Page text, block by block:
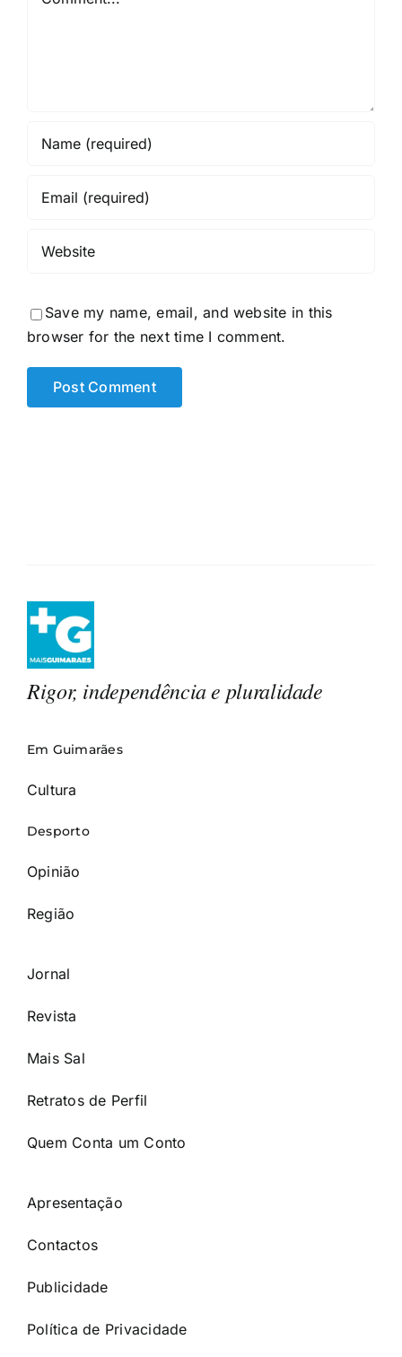
Save my name, email, and website in this
browser for the next time I comment.
Rigor, independência e pluralidade
Em Guimarães
Cultura
Desporto
Opinião
Região
Jornal
Revista
Mais Sal
Retratos de Perfil
Quem Conta um Conto
Apresentação
Contactos
Publicidade
Política de Privacidade